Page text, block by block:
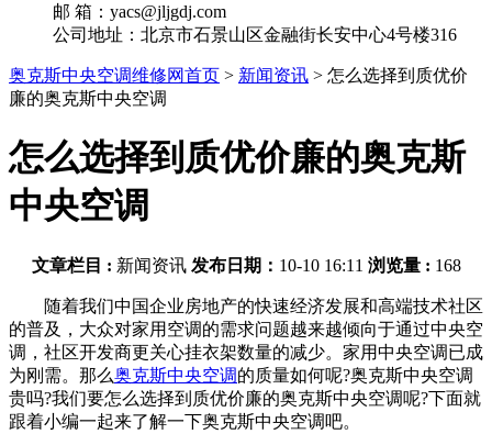
邮 箱：yacs@jljgdj.com
公司地址：北京市石景山区金融街长安中心4号楼316
奥克斯中央空调维修网首页 > 新闻资讯 > 怎么选择到质优价
廉的奥克斯中央空调
怎么选择到质优价廉的奥克斯
中央空调
文章栏目 : 新闻资讯 发布日期： 10-10 16:11 浏览量 : 168
随着我们中国企业房地产的快速经济发展和高端技术社区
的普及，大众对家用空调的需求问题越来越倾向于通过中央空
调，社区开发商更关心挂衣架数量的减少。家用中央空调已成
为刚需。那么奥克斯中央空调的质量如何呢?奥克斯中央空调
贵吗?我们要怎么选择到质优价廉的奥克斯中央空调呢?下面就
跟着小编一起来了解一下奥克斯中央空调吧。